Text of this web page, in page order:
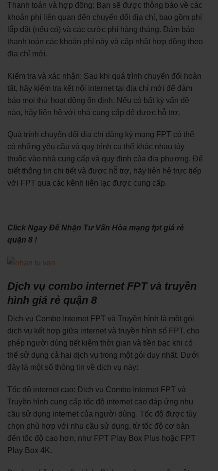
Thanh toán và hợp đồng: Bạn sẽ được thông báo về các
khoản phí liên quan đến chuyển đổi địa chỉ, bao gồm phí
lắp đặt (nếu có) và các cước phí hàng tháng. Đảm bảo
thanh toán các khoản phí này và cập nhật hợp đồng theo
địa chỉ mới.
Kiểm tra và xác nhận: Sau khi quá trình chuyển đổi hoàn
tất, hãy kiểm tra kết nối internet tại địa chỉ mới để đảm
bảo mọi thứ hoạt động ổn định. Nếu có bất kỳ vấn đề
nào, hãy liên hệ với nhà cung cấp để được hỗ trợ.
Quá trình chuyển đổi địa chỉ đăng ký mạng FPT có thể
có những yêu cầu và quy trình cụ thể khác nhau tùy
thuộc vào nhà cung cấp và quy định của địa phương. Để
biết thông tin chi tiết và được hỗ trợ, hãy liên hệ trực tiếp
với FPT qua các kênh liên lạc được cung cấp.
Click Ngay Để Nhận Tư Vấn Hòa mạng fpt giá rẻ
quận 8 !
Dịch vụ combo internet FPT và truyền
hình giá rẻ quận 8
Dịch vụ Combo Internet FPT và Truyền hình là một gói
dịch vụ kết hợp giữa internet và truyền hình số FPT, cho
phép người dùng tiết kiệm thời gian và tiền bạc khi có
thể sử dụng cả hai dịch vụ trong một gói duy nhất. Dưới
đây là một số thông tin về dịch vụ này:
Tốc độ internet cao: Dịch vụ Combo Internet FPT và
Truyền hình cung cấp tốc độ internet cao đáp ứng nhu
cầu sử dụng internet của người dùng. Tốc độ được tùy
chọn phù hợp với nhu cầu sử dụng, từ tốc độ cơ bản
đến tốc độ cao hơn, như FPT Play Box Plus hoặc FPT
Play Box 4K.